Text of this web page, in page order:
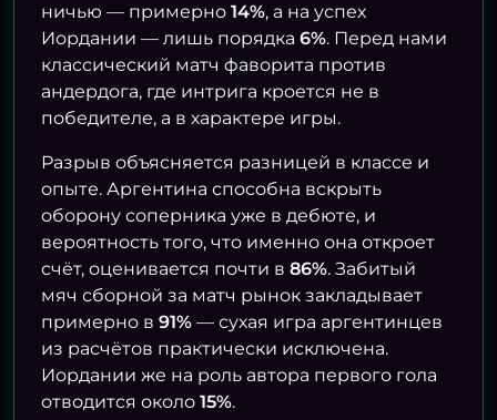
ничью — примерно 14%, а на успех
Иордании — лишь порядка 6%. Перед нами
классический матч фаворита против
андердога, где интрига кроется не в
победителе, а в характере игры.
Разрыв объясняется разницей в классе и
опыте. Аргентина способна вскрыть
оборону соперника уже в дебюте, и
вероятность того, что именно она откроет
счёт, оценивается почти в 86%. Забитый
мяч сборной за матч рынок закладывает
примерно в 91% — сухая игра аргентинцев
из расчётов практически исключена.
Иордании же на роль автора первого гола
отводится около 15%.